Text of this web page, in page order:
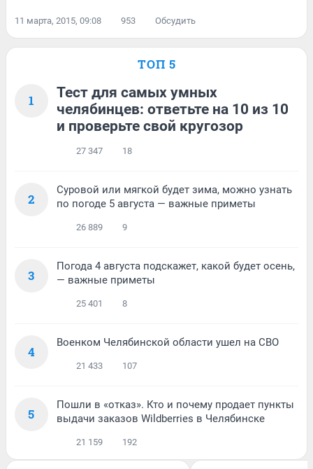
11 марта, 2015, 09:08 953 Обсудить
ТОП 5
1
Тест для самых умных
челябинцев: ответьте на 10 из 10
и проверьте свой кругозор
27 347 18
2
Суровой или мягкой будет зима, можно узнать
по погоде 5 августа — важные приметы
26 889 9
3
Погода 4 августа подскажет, какой будет осень,
— важные приметы
25 401 8
4
Военком Челябинской области ушел на СВО
21 433 107
5
Пошли в «отказ». Кто и почему продает пункты
выдачи заказов Wildberries в Челябинске
21 159 192